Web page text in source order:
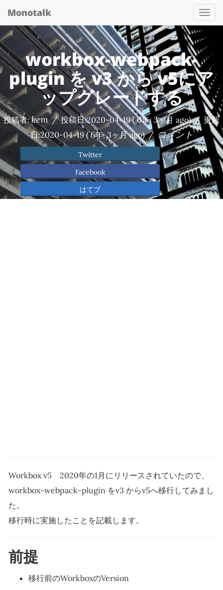
Monotalk
workbox-webpack-
plugin を v3 から v5にア
ップグレードする
投稿者:kem / 投稿日:2020-04-19( 6年, 3ヶ月 ago) / 更新
日:2020-04-19( 6年, 3ヶ月 ago) / コメント
Twitter
Facebook
はてブ
Workbox v5 2020年の1月にリリースされていたので、
workbox-webpack-plugin をv3 からv5へ移行してみまし
た。
移行時に実施したことを記載します。
前提
移行前のWorkboxのVersion